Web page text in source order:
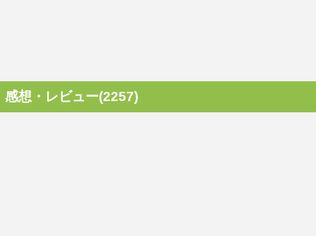
感想・レビュー(2257)